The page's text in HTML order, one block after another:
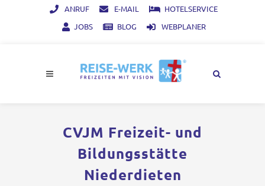
ANRUF E-MAIL
HOTELSERVICE
JOBS
BLOG WEBPLANER
CVJM Freizeit- und
Bildungsstätte
Niederdieten